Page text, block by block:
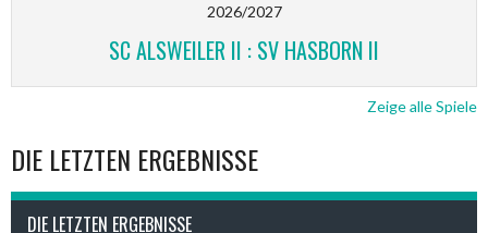
2026/2027
SC ALSWEILER II : SV HASBORN II
Zeige alle Spiele
DIE LETZTEN ERGEBNISSE
DIE LETZTEN ERGEBNISSE